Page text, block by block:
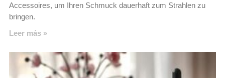
Accessoires, um Ihren Schmuck dauerhaft zum Strahlen zu
bringen.
Leer más »